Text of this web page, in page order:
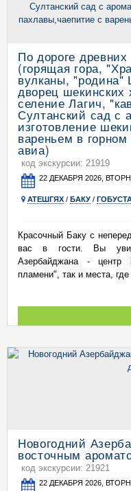
По дороге
(горящая гора,
вулканы,
дворец шекинских
селение Лагич,
Султанский сад с
изготовление
вареньем в
авиа)
код экскурсии: 21919
22 ДЕКАБРЯ 2026,
АТЕШГЯХ / БАКУ /
Красочный Баку с
вас в гости. Вы
Азербайджана -
пламени", так и места,
Новогодний
восточным
код экскурсии: 21921
22 ДЕКАБРЯ 2026,